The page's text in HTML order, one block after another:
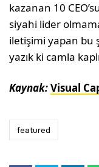
kazanan 10
siyahi lider
iletişimi yapan bu
yazık ki camla
Kaynak:Visual
featured